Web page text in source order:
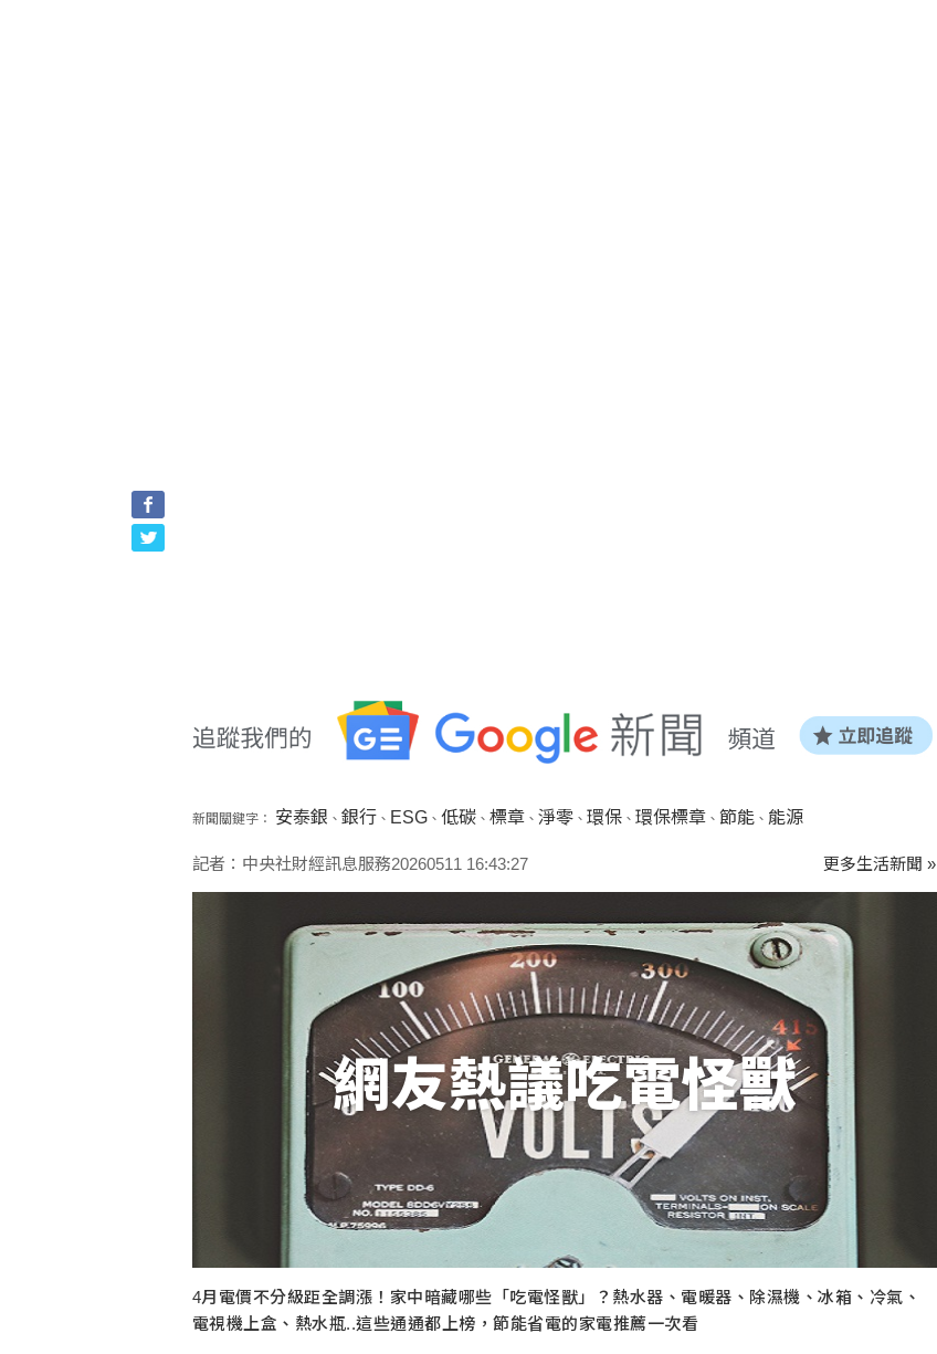
新聞關鍵字： 安泰銀 、 銀行、 ESG、 低碳、 標章、 淨零、 環保、 環保標章、 節能、 能源
記者：中央社財經訊息服務20260511 16:43:27 更多生活新聞 »
網友熱議吃電怪獸
4月電價不分級距全調漲！家中暗藏哪些「吃電怪獸」？熱水器、電暖器、除濕機、冰箱、冷氣、
電視機上盒、熱水瓶..這些通通都上榜，節能省電的家電推薦一次看